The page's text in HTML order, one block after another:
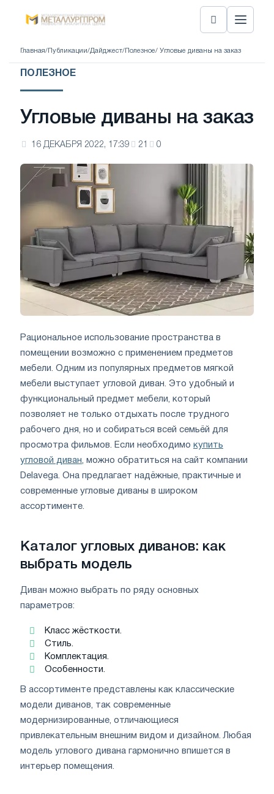
Главная/ Публикации/Дайджест/ Полезное/ Угловые диваны на заказ
ПОЛЕЗНОЕ
Угловые диваны на заказ
16 ДЕКАБРЯ 2022, 17:39 21 0
Рациональное использование пространства в
помещении возможно с применением предметов
мебели. Одним из популярных предметов мягкой
мебели выступает угловой диван. Это удобный и
функциональный предмет мебели, который
позволяет не только отдыхать после трудного
рабочего дня, но и собираться всей семьёй для
просмотра фильмов. Если необходимо купить
угловой диван , можно обратиться на сайт компании
Delavega. Она предлагает надёжные, практичные и
современные угловые диваны в широком
ассортименте.
Каталог угловых диванов: как
выбрать модель
Диван можно выбрать по ряду основных
параметров:
Класс жёсткости.
Стиль.
Комплектация.
Особенности.
В ассортименте представлены как классические
модели диванов, так современные
модернизированные, отличающиеся
привлекательным внешним видом и дизайном. Любая
модель углового дивана гармонично впишется в
интерьер помещения.